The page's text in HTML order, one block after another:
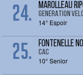
24. MAROLLEAU
GENERATION
14° Espoir
25. FONTENELLE
CAC
10° Senior